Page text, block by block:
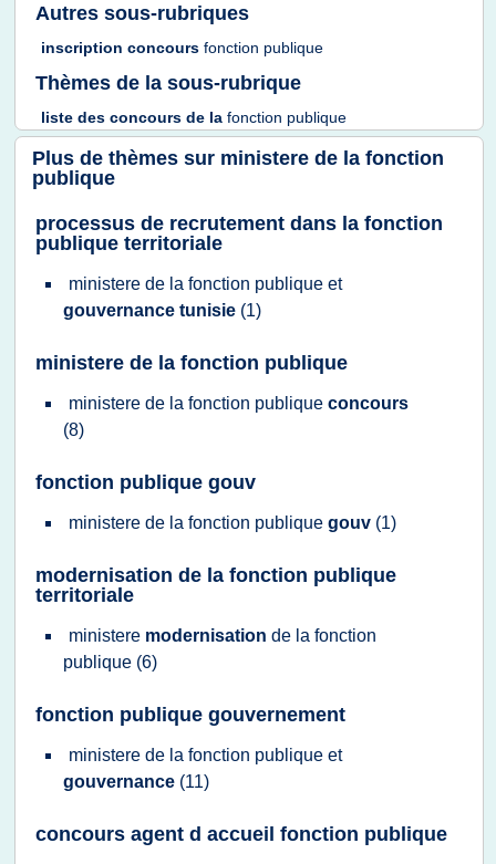
Autres sous-rubriques
inscription concours fonction publique
Thèmes de la sous-rubrique
liste des concours de la fonction publique
Plus de thèmes sur ministere de la fonction
publique
processus de recrutement dans la fonction
publique territoriale
ministere de la fonction publique et
gouvernance tunisie (1)
ministere de la fonction publique
ministere de la fonction publique concours
(8)
fonction publique gouv
ministere de la fonction publique gouv (1)
modernisation de la fonction publique
territoriale
ministere modernisation de la fonction
publique (6)
fonction publique gouvernement
ministere de la fonction publique et
gouvernance (11)
concours agent d accueil fonction publique